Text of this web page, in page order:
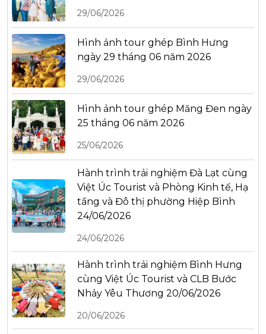
29/06/2026
Hình ảnh tour ghép Bình Hưng
ngày 29 tháng 06 năm 2026
29/06/2026
Hình ảnh tour ghép Măng Đen ngày
25 tháng 06 năm 2026
25/06/2026
Hành trình trải nghiệm Đà Lạt cùng
Việt Úc Tourist và Phòng Kinh tế, Hạ
tầng và Đô thị phường Hiệp Bình
24/06/2026
24/06/2026
Hành trình trải nghiệm Bình Hưng
cùng Việt Úc Tourist và CLB Bước
Nhảy Yêu Thương 20/06/2026
20/06/2026